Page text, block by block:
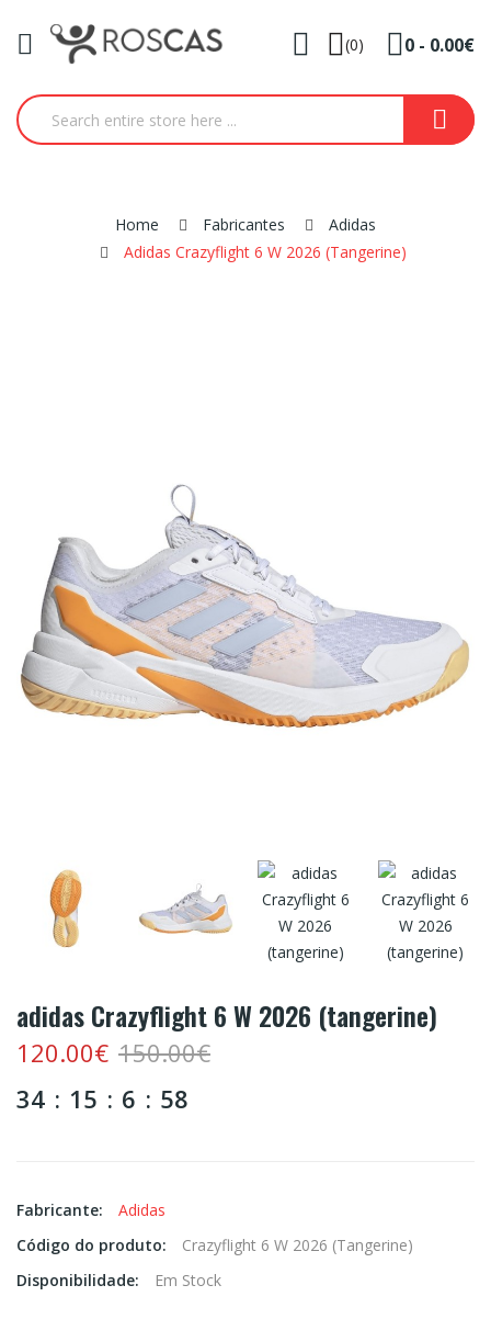
(0) 0 - 0.00€
Home Fabricantes
Adidas
Adidas Crazyflight 6 W 2026 (tangerine)
adidas Crazyflight 6 W 2026 (tangerine)
120.00€ 150.00€
34
15 6 57
Fabricante:
Adidas
Código do produto:
Crazyflight 6 W 2026 (tangerine)
Disponibilidade:
Em Stock